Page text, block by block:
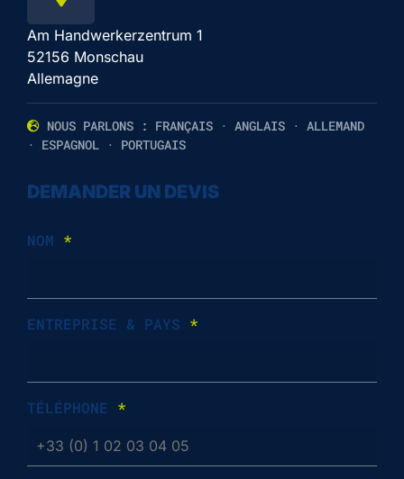
Am Handwerkerzentrum 1
52156 Monschau
Allemagne
NOUS PARLONS : FRANÇAIS · ANGLAIS · ALLEMAND
· ESPAGNOL · PORTUGAIS
DEMANDER UN DEVIS
NOM *
ENTREPRISE & PAYS *
TÉLÉPHONE *